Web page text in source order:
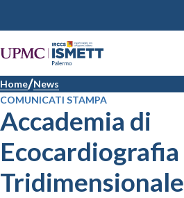
Home News
COMUNICATI STAMPA
Accademia di
Ecocardiografia
Tridimensionale